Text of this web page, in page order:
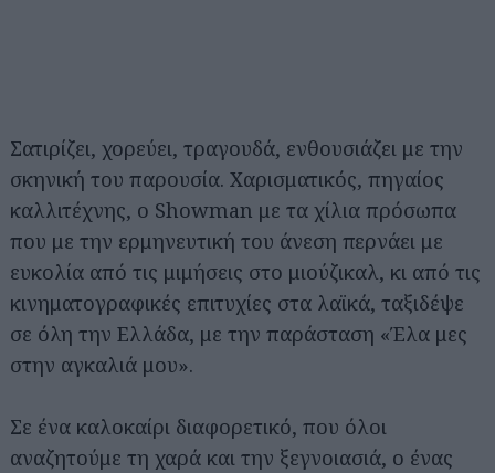
Σατιρίζει, χορεύει, τραγουδά, ενθουσιάζει με την
σκηνική του παρουσία. Χαρισματικός, πηγαίος
καλλιτέχνης, ο Showman με τα χίλια πρόσωπα
που με την ερμηνευτική του άνεση περνάει με
ευκολία από τις μιμήσεις στο μιούζικαλ, κι από τις
κινηματογραφικές επιτυχίες στα λαϊκά, ταξιδέψε
σε όλη την Ελλάδα, με την παράσταση «Έλα μες
στην αγκαλιά μου».
Σε ένα καλοκαίρι διαφορετικό, που όλοι
αναζητούμε τη χαρά και την ξεγνοιασιά, ο ένας